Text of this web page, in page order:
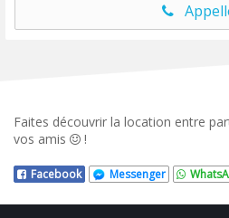
Faites découvrir la location entre
vos amis
!
Facebook Messenger